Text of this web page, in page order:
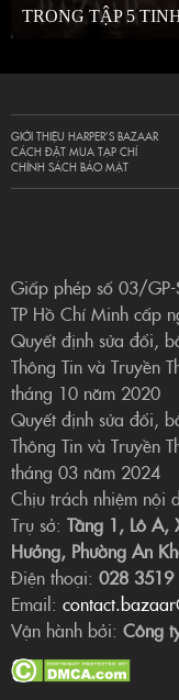
TRONG TẬP 5
GIỚI THIỆU HARPER’S BAZAAR
CÁCH ĐẶT MUA TẠP CHÍ
CHÍNH SÁCH BẢO MẬT
Giấp phép số 03/GP-
TP Hồ Chí Minh cấp
Quyết định sửa đổi,
Thông Tin và Truyền
tháng 10 năm 2020
Quyết định sửa đổi,
Thông Tin và Truyền
tháng 03 năm 2024
Chịu trách nhiệm nội
Trụ sở: Tầng 1, Lô A,
Hưởng, Phường An
Điện thoại: 028 3519
Email:
Vận hành bởi: Công